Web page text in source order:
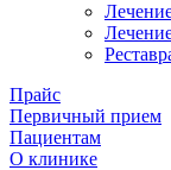
Прайс
Первичный прием
Пациентам
О клинике